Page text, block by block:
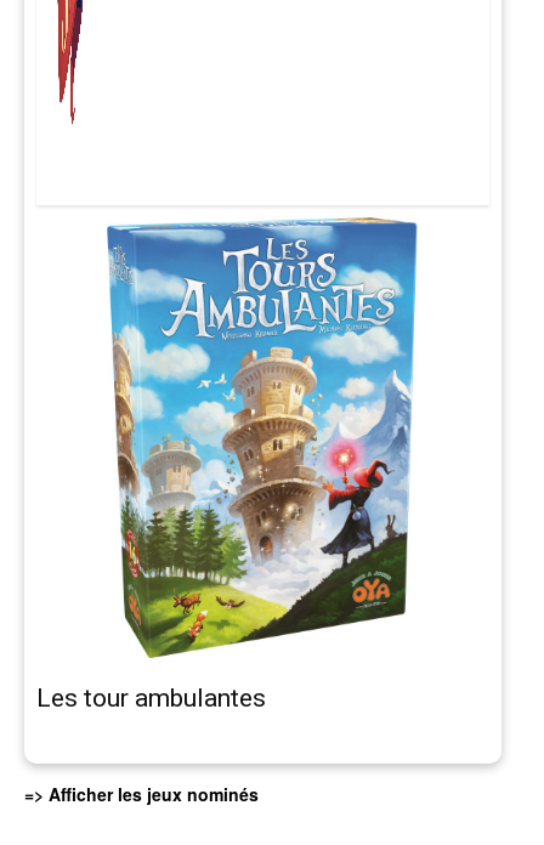
Les tour ambulantes
=> Afficher les jeux nominés